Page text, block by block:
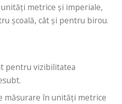
metrice și imperiale,
școală, cât și pentru birou.
pentru vizibilitatea
măsurare în unități metrice